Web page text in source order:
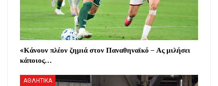
«Κάνουν πλέον ζημιά στον Παναθηναϊκό – Ας μιλήσει
κάποιος…
ΑΘΛΗΤΙΚΑ